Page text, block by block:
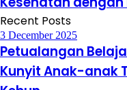
Recent Posts
3 December 2025
Petualangan
Kunyit Anak-anak